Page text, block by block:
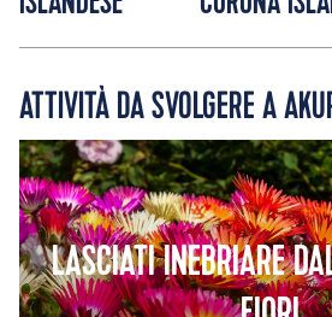
ATTIVITÀ DA SVOLGERE A
LASCIATI INEBRIARE